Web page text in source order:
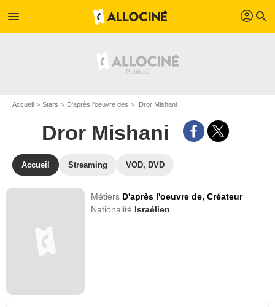
menu profil search
Accueil Stars D'après l'oeuvre des Dror Mishani
Dror Mishani
Accueil Streaming VOD, DVD
Métiers D'après l'oeuvre de,Créateur
Nationalité Israélien